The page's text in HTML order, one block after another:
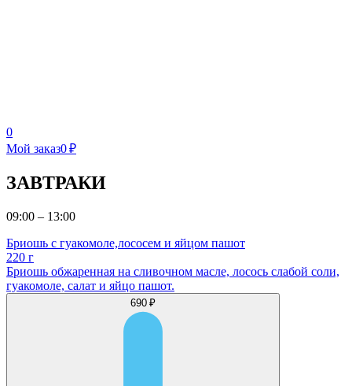
0
Мой заказ0 ₽
ЗАВТРАКИ
09:00 – 13:00
Бриошь с гуакомоле,лососем и яйцом пашот
220 г
Бриошь обжаренная на сливочном масле, лосось слабой соли,
гуакомоле, салат и яйцо пашот.
690 ₽